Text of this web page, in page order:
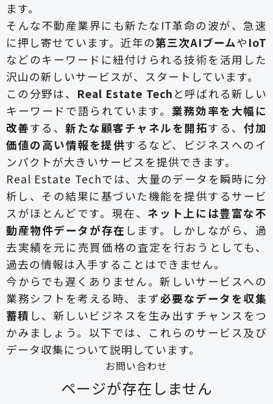
ます。
そんな不動産業界にも新たなIT革命の波が、急速
に押し寄せています。近年の第三次AIブームや IoT
などのキーワードに紐付けられる技術を活用した
沢山の新しいサービスが、スタートしています。
この分野は、 Real Estate Tech と呼ばれる新しい
キーワードで語られています。 業務効率を大幅に
改善する、新たな顧客チャネルを開拓する、 付加
価値の高い情報を提供するなど、ビジネスへのイ
ンパクトが大きいサービスを提供できます。
Real Estate Techでは、大量のデータを瞬時に分
析し、その結果に基づいた機能を提供するサービ
スがほとんどです。現在、 ネット上には豊富な不
動産物件データが存在 します。しかしながら、過
去実績を元に売買価格の査定を行おうとしても、
過去の情報は入手することはできません。
今からでも遅くありません。新しいサービスへの
業務シフトを考える時、まず必要なデータを収集
蓄積 し、新しいビジネスを生み出すチャンスをつ
かみましょう。以下では、これらのサービス及び
データ収集について説明しています。
お問い合わせ
ページが存在しません